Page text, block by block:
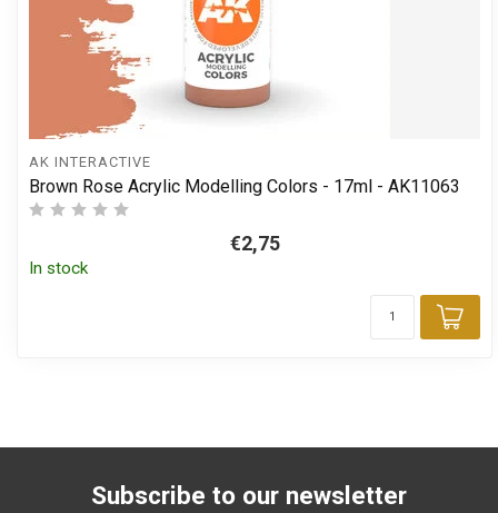
AK INTERACTIVE
Brown Rose Acrylic Modelling Colors - 17ml - AK11063
€2,75
In stock
Subscribe to our newsletter